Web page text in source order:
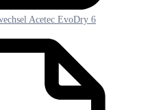
Acetec EvoDry 6